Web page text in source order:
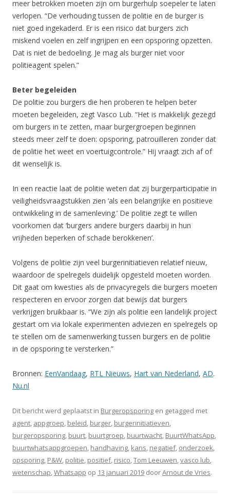
meer betrokken moeten zijn om burgerhulp soepeler te laten
verlopen. “De verhouding tussen de politie en de burger is
niet goed ingekaderd. Er is een risico dat burgers zich
miskend voelen en zelf ingrijpen en een opsporing opzetten.
Dat is niet de bedoeling. Je mag als burger niet voor
politieagent spelen.”
Beter begeleiden
De politie zou burgers die hen proberen te helpen beter
moeten begeleiden, zegt Vasco Lub. “Het is makkelijk gezegd
om burgers in te zetten, maar burgergroepen beginnen
steeds meer zelf te doen: opsporing, patrouilleren zonder dat
de politie het weet en voertuigcontrole.” Hij vraagt zich af of
dit wenselijk is.
In een reactie laat de politie weten dat zij burgerparticipatie in
veiligheidsvraagstukken zien ‘als een belangrijke en positieve
ontwikkeling in de samenleving.’ De politie zegt te willen
voorkomen dat ‘burgers andere burgers daarbij in hun
vrijheden beperken of schade berokkenen’.
Volgens de politie zijn veel burgerinitiatieven relatief nieuw,
waardoor de spelregels duidelijk opgesteld moeten worden.
Dit gaat om kwesties als de privacyregels die burgers moeten
respecteren en ervoor zorgen dat bewijs dat burgers
verkrijgen bruikbaar is. “We zijn als politie een landelijk project
gestart om via lokale experimenten adviezen en spelregels op
te stellen om de samenwerking tussen burgers en de politie
in de opsporing te versterken.”
Bronnen: EenVandaag, RTL Nieuws, Hart van Nederland, AD.
Nu.nl
Dit bericht werd geplaatst in Burgeropsporing en getagged met
agent, appgroep, beleid, burger, burgerinitiatieven,
burgeropsporing, buurt, buurtgroep, buurtwacht, BuurtWhatsApp,
buurtwhatsappgroepen, handhaving, kans, negatief, onderzoek,
opsporing, P&W, politie, positief, risico,Tom Leeuwen,vasco lub,
wetenschap,Whatsapp op 13 januari 2019 doorArnout de Vries.